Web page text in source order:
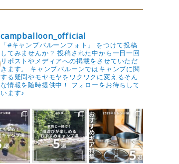
campballoon_official
「#キャンプバルーンフォト」 をつけて投稿
してみませんか？ 投稿された中から一日一回
リポストやメディアへの掲載をさせていただ
きます。
キャンプバルーンではキャンプに関
する疑問やモヤモヤをワクワクに変えるそん
な情報を随時提供中！
フォローをお待ちして
います♪